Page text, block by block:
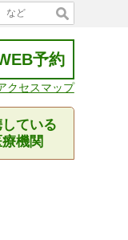
予約
クセスマップ
ている
機関